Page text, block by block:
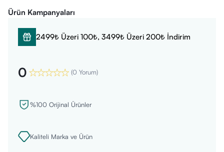
Ürün Kampanyaları
2499₺ Üzeri 100₺, 3499₺ Üzeri 200₺ İndirim
0 (0 Yorum)
%100 Orijinal Ürünler
Kaliteli Marka ve Ürün